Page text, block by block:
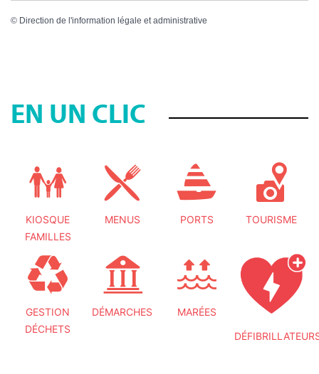
© Direction de l'information légale et administrative
EN UN CLIC
KIOSQUE
FAMILLES
MENUS PORTS TOURISME
GESTION
DÉCHETS
DÉMARCHES MARÉES